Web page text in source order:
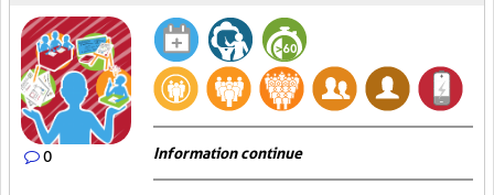
0 Information continue